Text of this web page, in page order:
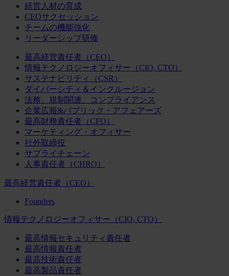
経営人材の育成
CEOサクセッション
チームの機能強化
リーダーシップ研修
最高経営責任者（CEO）
情報テクノロジーオフィサー（CIO, CTO）
サステナビリティ（CSR）
ダイバーシティ＆インクルージョン
法務、規制関連、コンプライアンス
企業広報&パブリック・アフェアーズ
最高財務責任者（CFO）
マーケティング・オフィサー
社外取締役
サプライチェーン
人事責任者（CHRO）
最高経営責任者（CEO）
Founders
情報テクノロジーオフィサー（CIO, CTO）
最高情報セキュリティ責任者
最高情報責任者
最高技術責任者
最高製品責任者